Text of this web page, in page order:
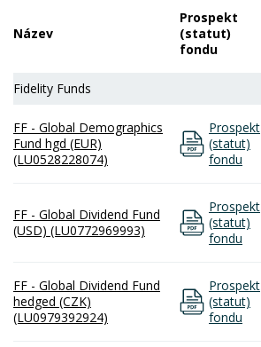
Název
Prospekt
(statut)
fondu
Fidelity Funds
FF - Global Demographics
Fund hgd (EUR)
(LU0528228074)
Prospekt
(statut)
fondu
FF - Global Dividend Fund
(USD) (LU0772969993)
Prospekt
(statut)
fondu
FF - Global Dividend Fund
hedged (CZK)
(LU0979392924)
Prospekt
(statut)
fondu